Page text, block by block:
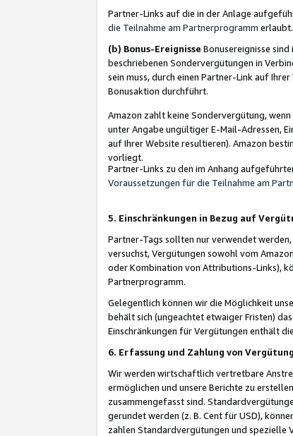
Partner-Links auf die in der Anlage
die Teilnahme am Partnerprogramm erlaubt.
(b) Bonus-Ereignisse Bonusereignisse
beschriebenen Sondervergütungen in
sein muss, durch einen Partner-Link auf
Bonusaktion durchführt.
Amazon zahlt keine Sondervergütung,
unter Angabe ungültiger E-Mail-Adressen,
auf Ihrer Website resultieren). Amazon
vorliegt.
Partner-Links zu den im Anhang
Voraussetzungen für die Teilnahme am
5. Einschränkungen in Bezug auf
Partner-Tags sollten nur verwendet
versuchst, Vergütungen sowohl vom
oder Kombination von Attributions-Links),
Partnerprogramm.
Gelegentlich können wir die Möglichkeit
behält sich (ungeachtet etwaiger Fristen)
Einschränkungen für Vergütungen enthält die
6. Erfassung und Zahlung von
Wir werden wirtschaftlich vertretbare
ermöglichen und unsere Berichte zu
zusammengefasst sind.
gerundet werden (z. B. Cent für USD),
zahlen Standardvergütungen und spezielle